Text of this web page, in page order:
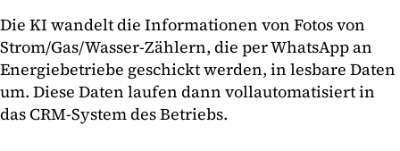
Die KI wandelt die Informationen von Fotos von
Strom/Gas/Wasser-Zählern, die per WhatsApp an
Energiebetriebe geschickt werden, in lesbare Daten
um. Diese Daten laufen dann vollautomatisiert in
das CRM-System des Betriebs.